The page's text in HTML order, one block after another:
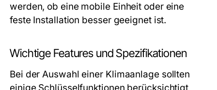
werden, ob eine mobile Einheit oder eine
feste Installation besser geeignet ist.
Wichtige Features und Spezifikationen
Bei der Auswahl einer Klimaanlage sollten